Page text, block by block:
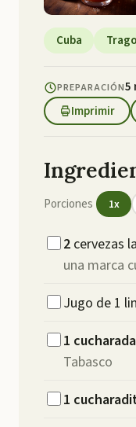
Cuba
PREPARACIÓN5
Imprimir
Porciones 1x
2 cervezas
una marca
Jugo de 1
1 cucharada
Tabasco
1